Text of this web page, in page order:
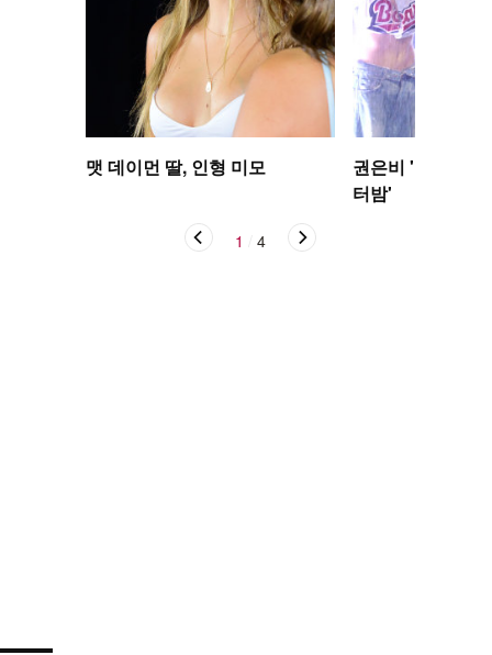
맷 데이먼 딸, 인형 미모
권은비 '야구장
터밤'
1 4